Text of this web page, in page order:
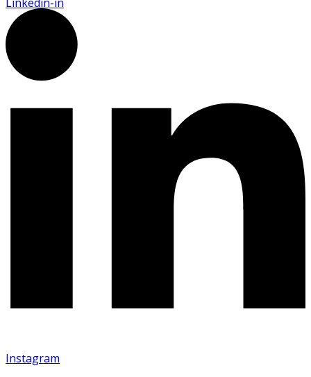
Instagram